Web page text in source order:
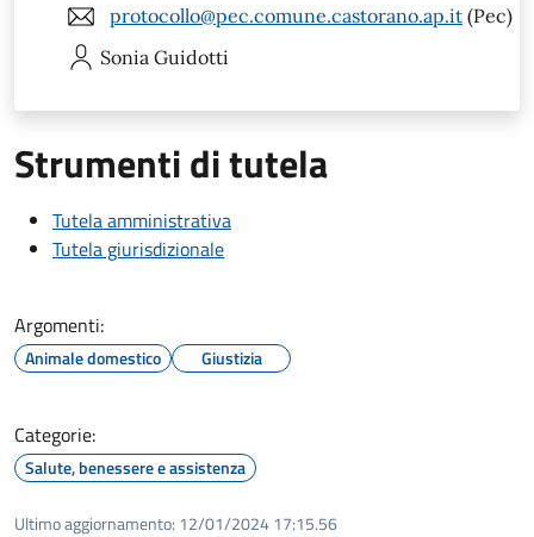
protocollo@pec.comune.castorano.ap.it (Pec)
Sonia Guidotti
Strumenti di tutela
Tutela amministrativa
Tutela giurisdizionale
Argomenti:
Animale domestico Giustizia
Categorie:
Salute, benessere e assistenza
Ultimo aggiornamento: 12/01/2024 17:15.56